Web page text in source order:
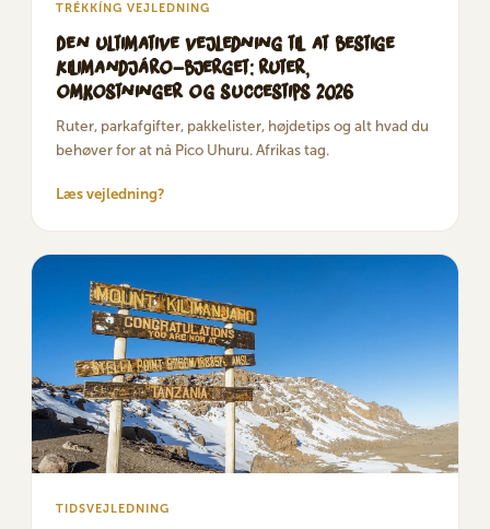
TRÉKKÍNG VEJLEDNING
Den ultimative vejledning til at bestige
Kilimandjáro-bjerget: ruter,
omkostninger og succestips 2026
Ruter, parkafgifter, pakkelister, højdetips og alt hvad du
behøver for at nå Pico Uhuru. Afrikas tag.
Læs vejledning?
TIDSVEJLEDNING